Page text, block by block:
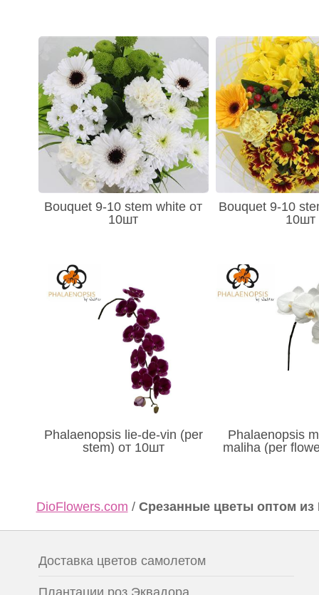
- Фрезия (Freziya) 41
- Целозия (Celosia) 11
- Эпифиллум (Oxypetalum) 6
- Эхмея 1
- Остальное 243
- Эремурус (Eremurus) 5
Bouquet 9-10 stem white от
10шт
Bouquet 9-10
10шт
Phalaenopsis lie-de-vin (per
stem) от 10шт
Phalaenopsis
maliha (per
DioFlowers.com / Срезанные цветы оптом из
Доставка цветов самолетом
Плантации роз Эквадора